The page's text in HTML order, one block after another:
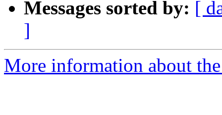
Messages sorted by: [
]
More information about